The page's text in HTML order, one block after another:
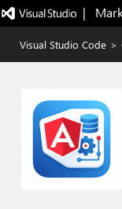
|
Visual Studio Code >